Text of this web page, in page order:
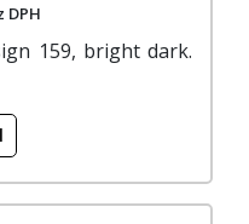
DPH
159, bright dark.